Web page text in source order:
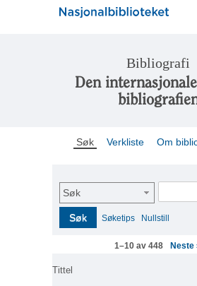
Bibliografi
Den
Søk Verkliste Om
Søk
Søk Søketips Nullstill
1–10 av 448 Neste
Tittel